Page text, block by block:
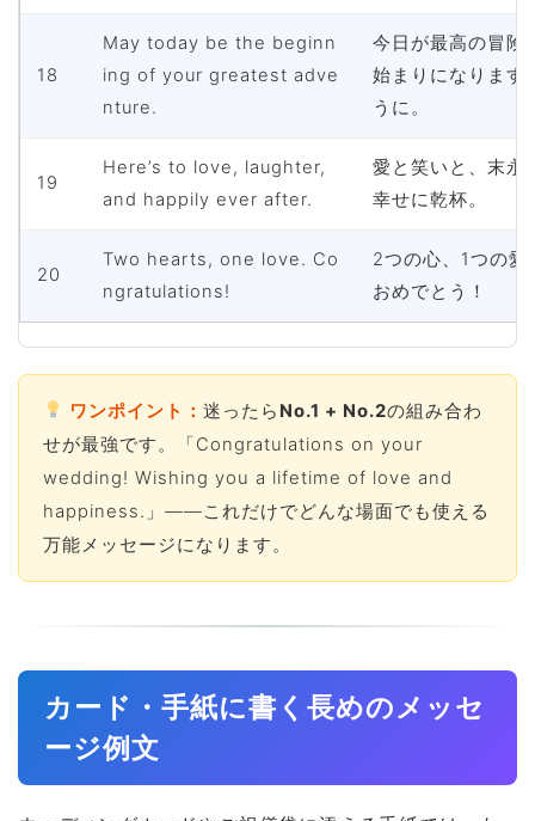
18
May today be the beginn
ing of your greatest adve
nture.
今日が最高の冒険
始まりになります
うに。
19
Here’s to love, laughter,
and happily ever after.
愛と笑いと、末永
幸せに乾杯。
20
Two hearts, one love. Co
ngratulations!
2つの心、1つの愛
おめでとう！
ワンポイント： 迷ったら No.1 + No.2の組み合わ
せが最強です。「Congratulations on your
wedding! Wishing you a lifetime of love and
happiness.」――これだけでどんな場面でも使える
万能メッセージになります。
カード・手紙に書く長めのメッセ
ージ例文